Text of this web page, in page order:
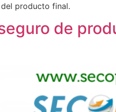
producto final.
de